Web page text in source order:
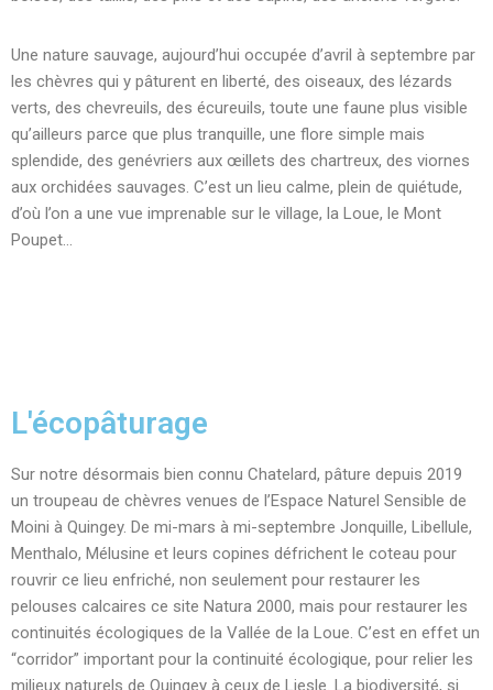
Une nature sauvage, aujourd’hui occupée d’avril à septembre par
les chèvres qui y pâturent en liberté, des oiseaux, des lézards
verts, des chevreuils, des écureuils, toute une faune plus visible
qu’ailleurs parce que plus tranquille, une flore simple mais
splendide, des genévriers aux œillets des chartreux, des viornes
aux orchidées sauvages. C’est un lieu calme, plein de quiétude,
d’où l’on a une vue imprenable sur le village, la Loue, le Mont
Poupet…
L'écopâturage
Sur notre désormais bien connu Chatelard, pâture depuis 2019
un troupeau de chèvres venues de l’Espace Naturel Sensible de
Moini à Quingey. De mi-mars à mi-septembre Jonquille, Libellule,
Menthalo, Mélusine et leurs copines défrichent le coteau pour
rouvrir ce lieu enfriché, non seulement pour restaurer les
pelouses calcaires ce site Natura 2000, mais pour restaurer les
continuités écologiques de la Vallée de la Loue. C’est en effet un
“corridor” important pour la continuité écologique, pour relier les
milieux naturels de Quingey à ceux de Liesle. La biodiversité, si